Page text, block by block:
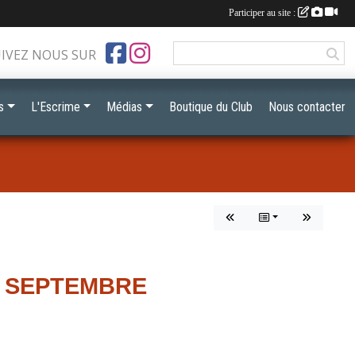
NOUS SUR
L'Escrime Médias Boutique du Club Nous contacter
Participer au site :